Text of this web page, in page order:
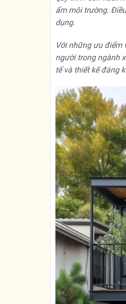
ẩm môi trường.
dụng.
Với những ưu điểm
người trong ngành
tế và thiết kế đáng